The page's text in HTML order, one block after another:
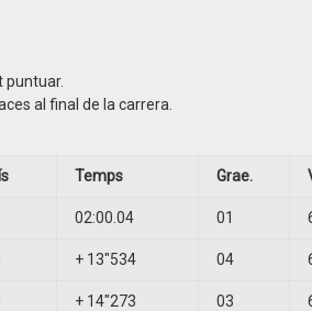
puntuar.
al final de la carrera.
Temps Grae.
02:00.04 01
+ 13″534 04
+ 14″273 03